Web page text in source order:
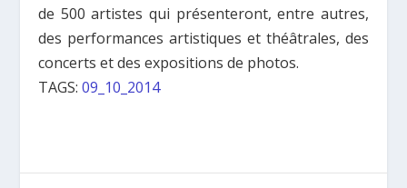
de 500 artistes qui présenteront, entre autres,
des performances artistiques et théâtrales, des
concerts et des expositions de photos.
TAGS:09_10_2014